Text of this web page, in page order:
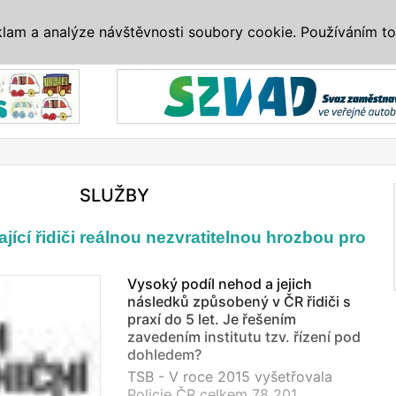
SLUŽBY
řidiči reálnou nezvratitelnou hrozbou pro
Vysoký podíl nehod a jejich
následků způsobený v ČR řidiči s
praxí do 5 let. Je řešením
zavedením institutu tzv. řízení pod
dohledem?
TSB - V roce 2015 vyšetřovala
a analýze návštěvnosti soubory cookie. Používáním